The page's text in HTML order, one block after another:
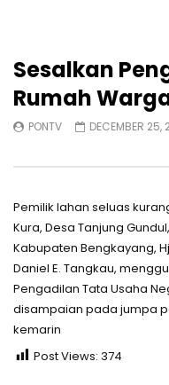
Sesalkan
Rumah
PONTV DECEMBER 25,
Pemilik lahan seluas
Kura, Desa Tanjung
Kabupaten Bengkayang,
Daniel E. Tangkau,
Pengadilan Tata Usaha
disampaian pada jumpa
kemarin
Post Views: 374